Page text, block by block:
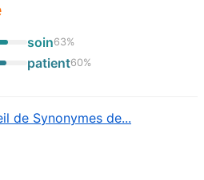
soin63%
patient60%
de Synonymes de...